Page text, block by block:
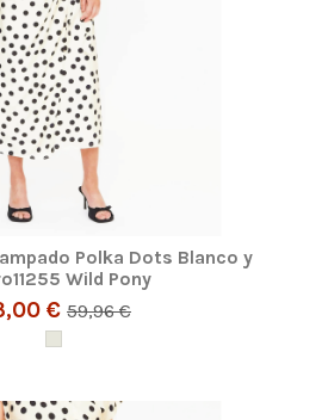
Polka Dots Blanco y
Wild Pony
€ 59,96 €